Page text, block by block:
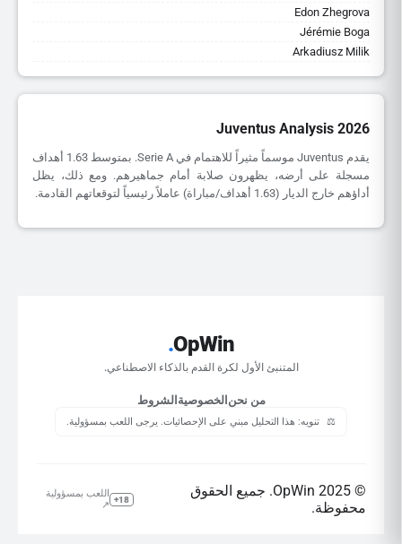
Edon Zhegrova
Jérémie Boga
Arkadiusz Milik
Juventus Analysis 2026
يقدم Juventus موسماً مثيراً للاهتمام في Serie A. بمتوسط 1.63 أهداف
مسجلة على أرضه، يظهرون صلابة أمام جماهيرهم. ومع ذلك، يظل
أداؤهم خارج الديار (1.63 أهداف/مباراة) عاملاً رئيسياً لتوقعاتهم القادمة.
OpWin
.
المتنبئ الأول لكرة القدم بالذكاء الاصطناعي.
من نحن الخصوصية الشروط
⚖️ تنويه: هذا التحليل مبني على الإحصائيات. يرجى اللعب بمسؤولية.
© 2025 OpWin. جميع الحقوق
محفوظة.
18+
اللعب بمسؤولية
↗